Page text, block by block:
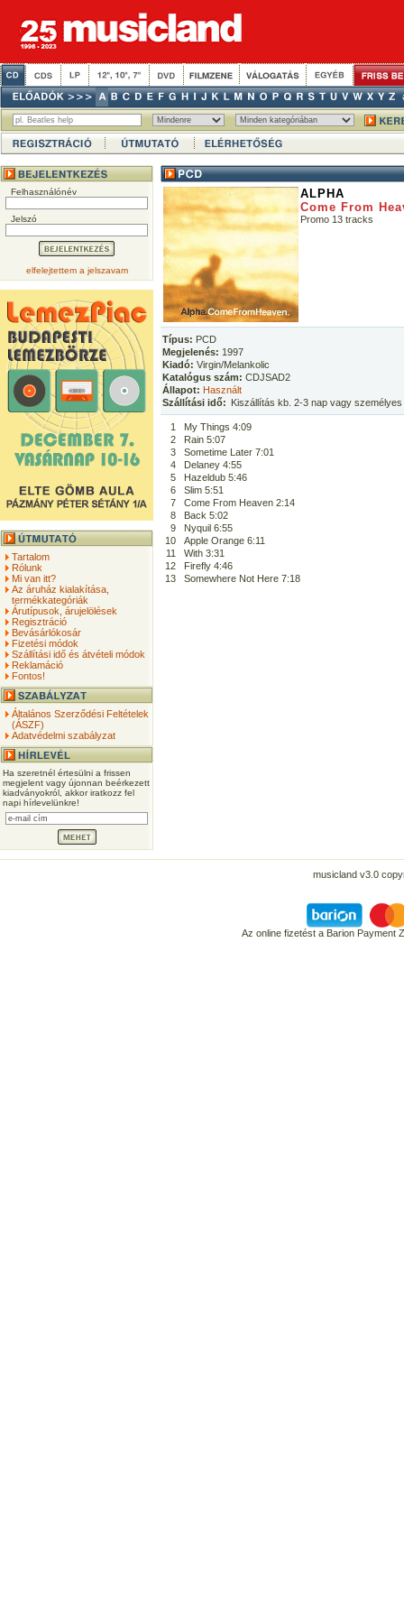
Felhasználónév
Jelszó
elfelejtettem a jelszavam
Tartalom
Rólunk
Mi van itt?
Az áruház kialakítása,
termékkategóriák
Árutípusok, árujelölések
Regisztráció
Bevásárlókosár
Fizetési módok
Szállítási idő és átvételi módok
Reklamáció
Fontos!
Általános Szerződési Feltételek
(ÁSZF)
Adatvédelmi szabályzat
Ha szeretnél értesülni a frissen
megjelent vagy újonnan beérkezett
kiadványokról, akkor iratkozz fel
napi hírlevelünkre!
ALPHA
Come From
Promo 13 tracks
Típus: PCD
Megjelenés: 1997
Kiadó: Virgin/Melankolic
Katalógus szám: CDJSAD2
Állapot: Használt
Szállítási idő: Kiszállítás kb. 2-3 nap vagy
1
My Things 4:09
2
Rain 5:07
3
Sometime Later 7:01
4
Delaney 4:55
5
Hazeldub 5:46
6
Slim 5:51
7
Come From Heaven 2:14
8
Back 5:02
9
Nyquil 6:55
10
Apple Orange 6:11
11
With 3:31
12
Firefly 4:46
13
Somewhere Not Here 7:18
musicland v3.0
Az online fizetést a Barion Payment